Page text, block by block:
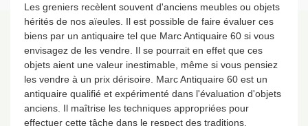
Les greniers recèlent souvent d'anciens meubles ou objets
hérités de nos aïeules. Il est possible de faire évaluer ces
biens par un antiquaire tel que Marc Antiquaire 60 si vous
envisagez de les vendre. Il se pourrait en effet que ces
objets aient une valeur inestimable, même si vous pensiez
les vendre à un prix dérisoire. Marc Antiquaire 60 est un
antiquaire qualifié et expérimenté dans l'évaluation d'objets
anciens. Il maîtrise les techniques appropriées pour
effectuer cette tâche dans le respect des traditions.